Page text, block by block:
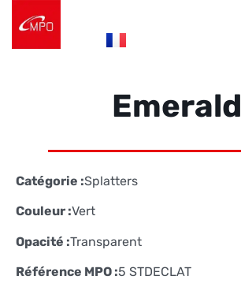
Emerald
Catégorie :Splatters
Couleur :Vert
Opacité :Transparent
Référence MPO :5 STDECLAT